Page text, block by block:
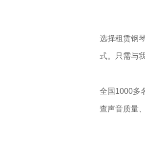
选择租赁钢
式。只需与
全国1000多
查声音质量